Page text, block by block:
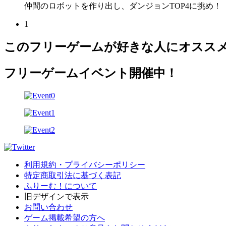
仲間のロボットを作り出し、ダンジョンTOP4に挑め！
1
このフリーゲームが好きな人にオスス
フリーゲームイベント開催中！
利用規約・プライバシーポリシー
特定商取引法に基づく表記
ふりーむ！について
旧デザインで表示
お問い合わせ
ゲーム掲載希望の方へ